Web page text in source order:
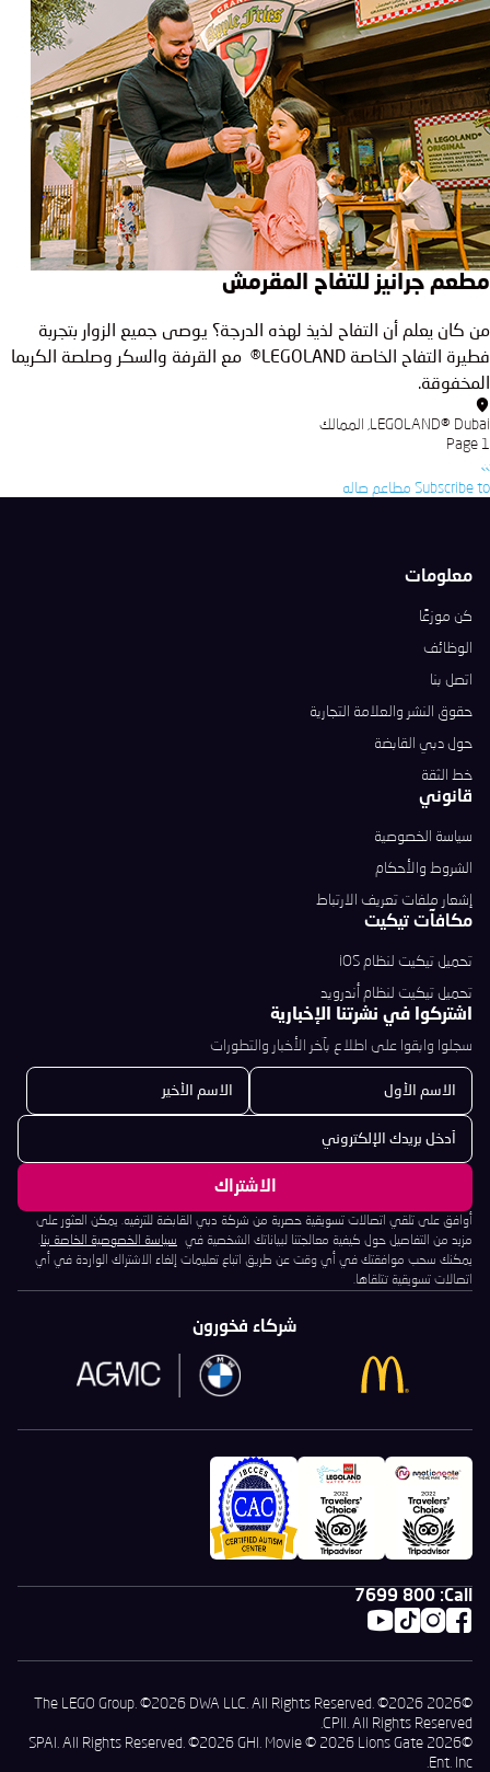
مطعم جرانيز للتفاح المقرمش
من كان يعلم أن التفاح لذيذ لهذه الدرجة؟ يوصى جميع الزوار بتجربة
فطيرة التفاح الخاصة LEGOLAND® مع القرفة والسكر وصلصة الكريما
المخفوقة.
LEGOLAND® Dubai, الممالك
Pagination
Page 1
الصفحة
التالية
››
Subscribe to مطاعم صاله
اشتركوا في نشرتنا الإخبارية
سجلوا وابقوا على اطلاع بآخر الأخبار والتطورات
أوافق على تلقي اتصالات تسويقية حصرية من شركة دبي القابضة للترفيه. يمكن العثور على
مزيد من التفاصيل حول كيفية معالجتنا لبياناتك الشخصية في
سياسة الخصوصية الخاصة بنا.
يمكنك سحب موافقتك في أي وقت عن طريق اتباع تعليمات إلغاء الاشتراك الواردة في أي
اتصالات تسويقية تتلقاها.
معلومات
كن موزعًا
الوظائف
اتصل بنا
حقوق النشر والعلامة التجارية
حول دبي القابضة
خط الثقة
قانوني
سياسة الخصوصية
الشروط والأحكام
إشعار ملفات تعريف الارتباط
مكافآت تيكيت
تحميل تيكيت لنظام iOS
تحميل تيكيت لنظام أندرويد
Call:
800 7699
شركاء فخورون
©2026 The LEGO Group. ©2026 DWA LLC. All Rights Reserved. ©2026
CPII. All Rights Reserved.
©2026 SPAI. All Rights Reserved. ©2026 GHI. Movie © 2026 Lions Gate
Ent. Inc.